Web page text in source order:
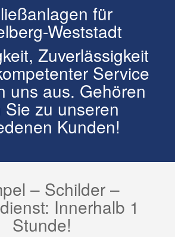
für
Weststadt
Zuverlässigkeit
Service
uns aus. Gehören
Sie zu unseren
Kunden!
– Schilder –
Innerhalb 1
Stunde!